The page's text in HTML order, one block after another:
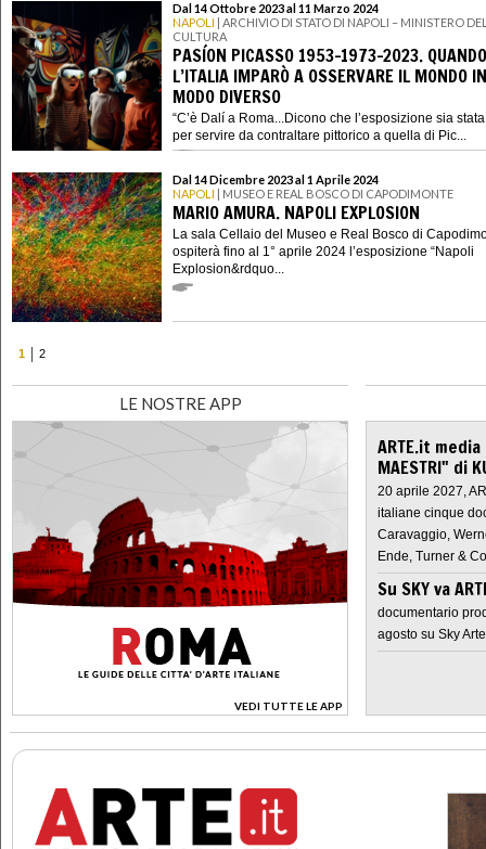
Dal 14 Ottobre 2023 al 11 Marzo 2024
NAPOLI | ARCHIVIO DI STATO DI NAPOLI – MINISTERO
CULTURA
PASÍON PICASSO 1953-1973-2023. QUANDO
L’ITALIA IMPARÒ A OSSERVARE IL MONDO IN
MODO DIVERSO
“C’è Dalí a Roma...Dicono che l’esposizione sia
per servire da contraltare pittorico a quella di Pic...
Dal 14 Dicembre 2023 al 1 Aprile 2024
NAPOLI | MUSEO E REAL BOSCO DI CAPODIMONTE
MARIO AMURA. NAPOLI EXPLOSION
La sala Cellaio del Museo e Real Bosco di
ospiterà fino al 1° aprile 2024 l’esposizione “Napoli
Explosion&rdquo...
1 2
LE NOSTRE APP
VEDI TUTTE LE APP
>
ARTE.it
MAESTRI" di
20 aprile 2027,
italiane cinque
Caravaggio,
Ende, Turner &
Su SKY va
documentario
agosto su Sky Arte